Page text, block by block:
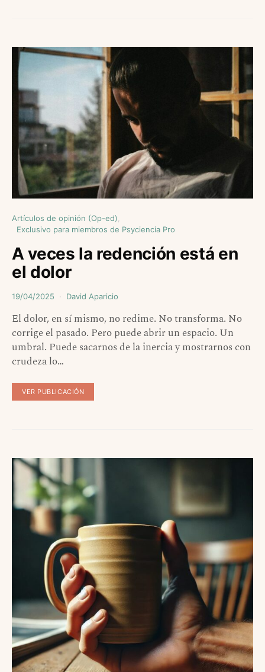
Artículos de opinión (Op-ed)
Exclusivo para miembros de Psyciencia Pro
A veces la redención está en
el dolor
19/04/2025 David Aparicio
El dolor, en sí mismo, no redime. No transforma. No
corrige el pasado. Pero puede abrir un espacio. Un
umbral. Puede sacarnos de la inercia y mostrarnos con
crudeza lo…
VER PUBLICACIÓN